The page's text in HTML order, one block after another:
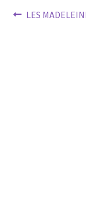
Post
Previous
LES